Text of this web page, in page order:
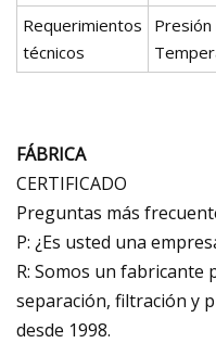
Requerimientos
técnicos
FÁBRICA
CERTIFICADO
Preguntas más
P: ¿Es usted una
R: Somos un fabricante
separación, filtración y
desde 1998.